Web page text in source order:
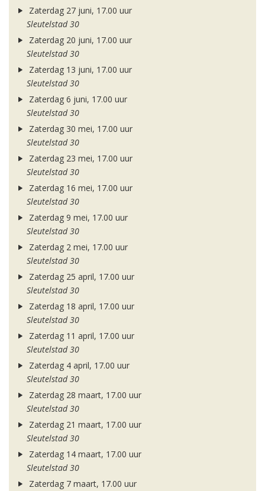
Zaterdag 27 juni, 17.00 uur
Sleutelstad 30
Zaterdag 20 juni, 17.00 uur
Sleutelstad 30
Zaterdag 13 juni, 17.00 uur
Sleutelstad 30
Zaterdag 6 juni, 17.00 uur
Sleutelstad 30
Zaterdag 30 mei, 17.00 uur
Sleutelstad 30
Zaterdag 23 mei, 17.00 uur
Sleutelstad 30
Zaterdag 16 mei, 17.00 uur
Sleutelstad 30
Zaterdag 9 mei, 17.00 uur
Sleutelstad 30
Zaterdag 2 mei, 17.00 uur
Sleutelstad 30
Zaterdag 25 april, 17.00 uur
Sleutelstad 30
Zaterdag 18 april, 17.00 uur
Sleutelstad 30
Zaterdag 11 april, 17.00 uur
Sleutelstad 30
Zaterdag 4 april, 17.00 uur
Sleutelstad 30
Zaterdag 28 maart, 17.00 uur
Sleutelstad 30
Zaterdag 21 maart, 17.00 uur
Sleutelstad 30
Zaterdag 14 maart, 17.00 uur
Sleutelstad 30
Zaterdag 7 maart, 17.00 uur